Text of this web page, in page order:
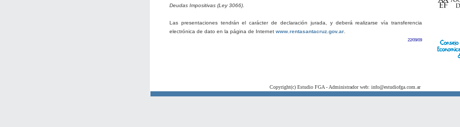
Deudas Impositivas (Ley 3066)
Las presentaciones tendrán el carácter de declaración jurada, y deberá realizarse vía transferencia
electrónica de dato en la página de Internet www.rentasantacruz.gov.ar
22/09/09
Copyright(c) Estudio FGA - Administrador web: info@estudiofga.com.ar